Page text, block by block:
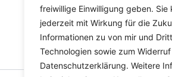
freiwillige Einwilligung geben. Sie
jederzeit mit Wirkung für die
Informationen zu von mir und
Technologien sowie zum
Datenschutzerklärung. Weitere